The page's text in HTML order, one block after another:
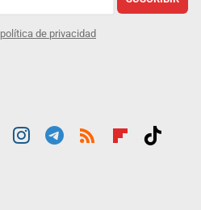
política de privacidad